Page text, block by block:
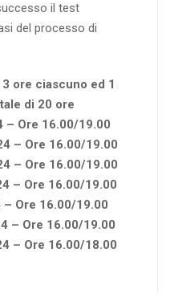
il test
del processo di
ore ciascuno ed 1
di 20 ore
– Ore 16.00/19.00
– Ore 16.00/19.00
– Ore 16.00/19.00
– Ore 16.00/19.00
Ore 16.00/19.00
– Ore 16.00/19.00
– Ore 16.00/18.00